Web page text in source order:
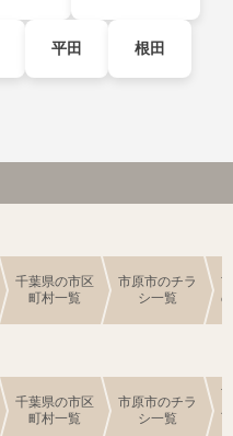
平田 根田
千葉県の市区
町村一覧
市原市のチラ
シ一覧
千葉県の市区
町村一覧
市原市のチラ
シ一覧